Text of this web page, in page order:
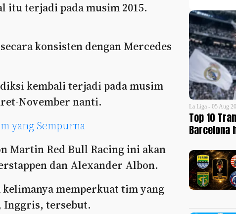
itu terjadi pada musim 2015.
konsisten dengan Mercedes
kembali terjadi pada musim
November nanti.
yang Sempurna
Martin Red Bull Racing ini akan
dan Alexander Albon.
kelimanya memperkuat tim yang
Inggris, tersebut.
La Liga - 05 Aug
Top 10
Barcelona